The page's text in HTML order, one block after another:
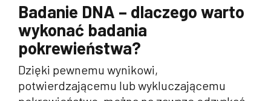
Badanie DNA – dlaczego warto
wykonać badania
pokrewieństwa?
Dzięki pewnemu wynikowi,
potwierdzającemu lub wykluczającemu